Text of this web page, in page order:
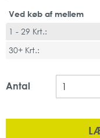
Rullelængde: 18.8
Antal ark: 150 pr.
Mængde: 7
Ved køb af mellem
1 - 29 Krt.:
30+ Krt.:
Antal